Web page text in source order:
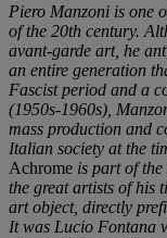
Piero Manzoni is one
of the 20th century.
avant-garde art, he
an entire generation
Fascist period and a
(1950s-1960s),
mass production and
Italian society at the
Achrome is part of
the great artists of his
art object, directly
It was Lucio Fontana